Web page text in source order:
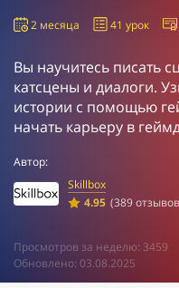
2 месяца 41 урок
Вы научитесь писать
катсцены и диалоги.
истории с помощью
начать карьеру в
Автор:
Skillbox
4.95 (389
Просмотров за неделю: 3459
Обновлено: 03.08.2025